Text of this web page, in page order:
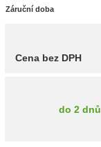
Záruční doba
Cena bez DPH
do 2 dnů